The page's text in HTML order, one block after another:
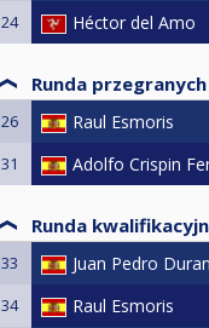
24 Héctor del Amo
Runda przegranych
26 Raul Esmoris
31 Adolfo Crispin
Runda
33 Juan Pedro
34 Raul Esmoris